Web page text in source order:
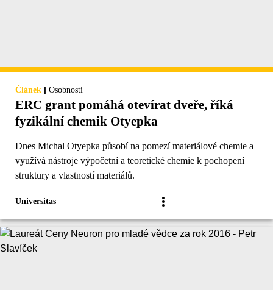
Článek | Osobnosti
ERC grant pomáhá otevírat dveře, říká
fyzikální chemik Otyepka
Dnes Michal Otyepka působí na pomezí materiálové chemie a
využívá nástroje výpočetní a teoretické chemie k pochopení
struktury a vlastností materiálů.
Universitas